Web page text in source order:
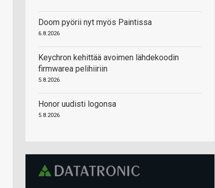
Doom pyörii nyt myös Paintissa
6.8.2026
Keychron kehittää avoimen lähdekoodin
firmwarea pelihiiriin
5.8.2026
Honor uudisti logonsa
5.8.2026